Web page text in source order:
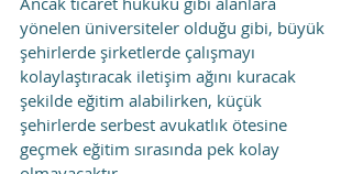
yönelen üniversiteler olduğu gibi, büyük
şehirlerde şirketlerde çalışmayı
kolaylaştıracak iletişim ağını kuracak
şekilde eğitim alabilirken, küçük
şehirlerde serbest avukatlık ötesine
geçmek eğitim sırasında pek kolay